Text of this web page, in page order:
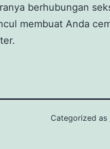
berhubungan
membuat Anda
Categorized as